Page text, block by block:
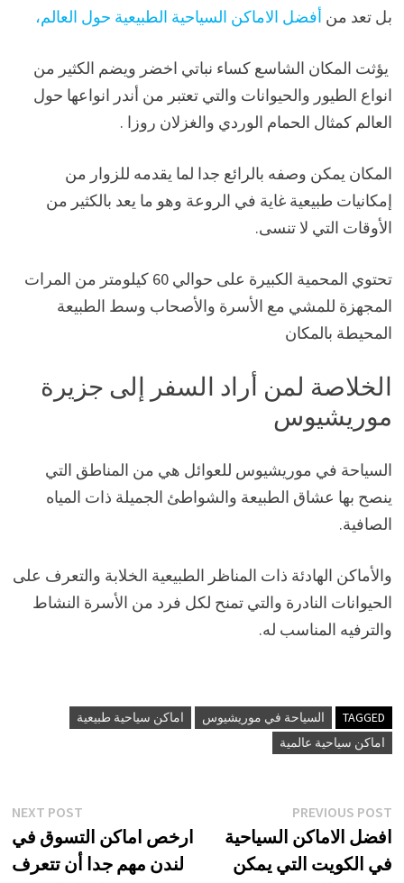
بل تعد من أفضل الاماكن السياحية الطبيعية حول العالم،
يؤثت المكان الشاسع كساء نباتي اخضر ويضم الكثير من
انواع الطيور والحيوانات والتي تعتبر من أندر انواعها حول
العالم كمثال الحمام الوردي والغزلان روزا .
المكان يمكن وصفه بالرائع جدا لما يقدمه للزوار من
إمكانيات طبيعية غاية في الروعة وهو ما يعد بالكثير من
الأوقات التي لا تنسى.
تحتوي المحمية الكبيرة على حوالي 60 كيلومتر من المرات
المجهزة للمشي مع الأسرة والأصحاب وسط الطبيعة
المحيطة بالمكان
الخلاصة لمن أراد السفر إلى جزيرة
موريشيوس
السياحة في موريشيوس للعوائل هي من المناطق التي
ينصح بها عشاق الطبيعة والشواطئ الجميلة ذات المياه
الصافية.
والأماكن الهادئة ذات المناظر الطبيعية الخلابة والتعرف على
الحيوانات النادرة والتي تمنح لكل فرد من الأسرة النشاط
والترفيه المناسب له.
TAGGED السياحة في موريشيوس
اماكن سياحية طبيعية
اماكن سياحية عالمية
تصفّح
المقالات
PREVIOUS POST
Previous
post:
افضل الاماكن السياحية
في الكويت التي يمكن
NEXT POST
ارخص اماكن التسوق في
لندن مهم جدا أن تتعرف